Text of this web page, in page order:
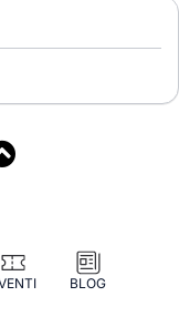
BLOG